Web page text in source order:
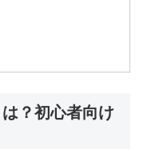
？初心者向け